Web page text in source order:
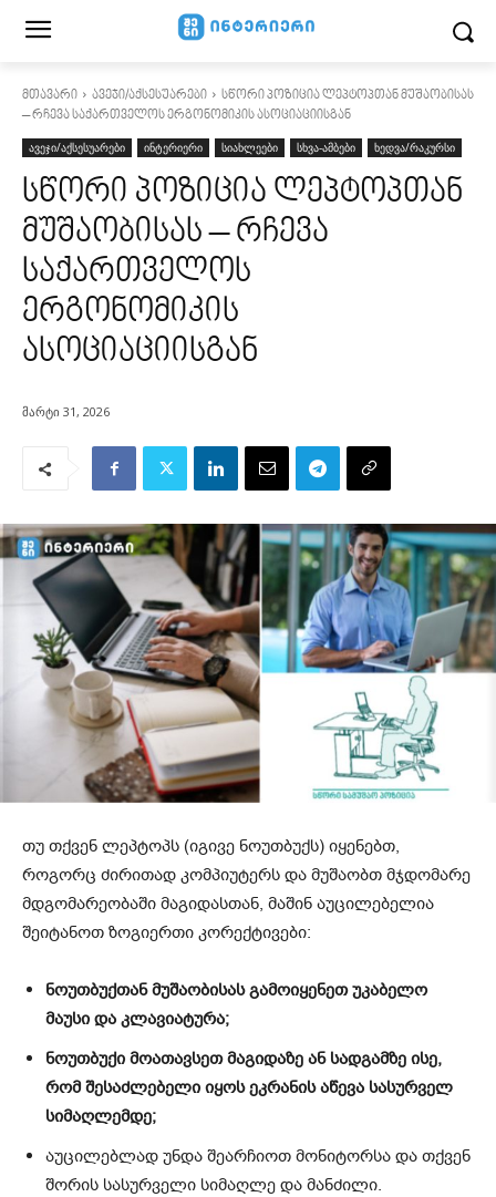
მთავარი ავეჯი/აქსესუარები
სწორი პოზიცია ლეპტოპთან მუშაობისას
– რჩევა საქართველოს ერგონომიკის ასოციაციისგან
ავეჯი/აქსესუარები ინტერიერი სიახლეები სხვა-ამბები ხედვა/რაკურსი
სწორი პოზიცია ლეპტოპთან
მუშაობისას – რჩევა
საქართველოს
ერგონომიკის
ასოციაციისგან
მარტი 31, 2026
თუ თქვენ ლეპტოპს (იგივე ნოუთბუქს) იყენებთ,
როგორც ძირითად კომპიუტერს და მუშაობთ მჯდომარე
მდგომარეობაში მაგიდასთან, მაშინ აუცილებელია
შეიტანოთ ზოგიერთი კორექტივები:
ნოუთბუქთან მუშაობისას გამოიყენეთ უკაბელო
მაუსი და კლავიატურა;
ნოუთბუქი მოათავსეთ მაგიდაზე ან სადგამზე ისე,
რომ შესაძლებელი იყოს ეკრანის აწევა სასურველ
სიმაღლემდე;
აუცილებლად უნდა შეარჩიოთ მონიტორსა და თქვენ
შორის სასურველი სიმაღლე და მანძილი.